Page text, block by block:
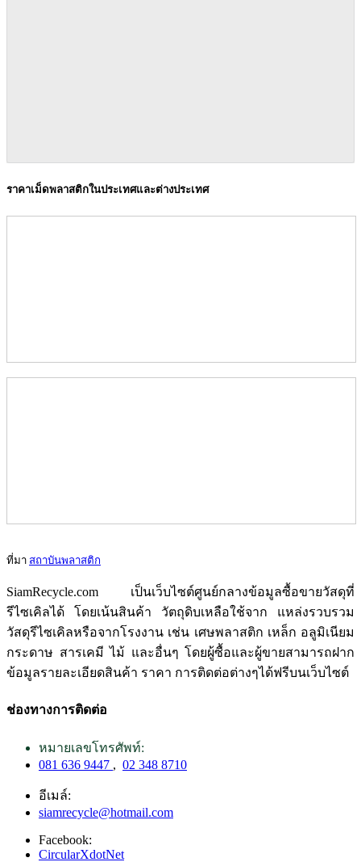
ราคาเม็ดพลาสติกในประเทศและต่างประเทศ
ที่มา สถาบันพลาสติก
SiamRecycle.com เป็นเว็บไซต์ศูนย์กลางข้อมูลซื้อขายวัสดุที่
รีไซเคิลได้ โดยเน้นสินค้า วัตถุดิบเหลือใช้จาก แหล่งรวบรวม
วัสดุรีไซเคิลหรือจากโรงงาน เช่น เศษพลาสติก เหล็ก อลูมิเนียม
กระดาษ สารเคมี ไม้ และอื่นๆ โดยผู้ซื้อและผู้ขายสามารถฝาก
ข้อมูลรายละเอียดสินค้า ราคา การติดต่อต่างๆได้ฟรีบนเว็บไซต์
ช่องทางการติดต่อ
หมายเลขโทรศัพท์:
081 636 9447 , 02 348 8710
อีเมล์:
siamrecycle@hotmail.com
Facebook:
CircularXdotNet